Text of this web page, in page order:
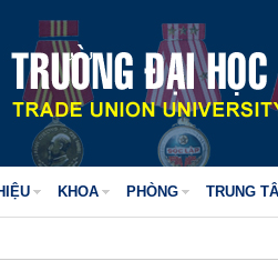
KHOA PHÒNG TRUNG